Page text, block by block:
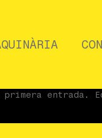
primera